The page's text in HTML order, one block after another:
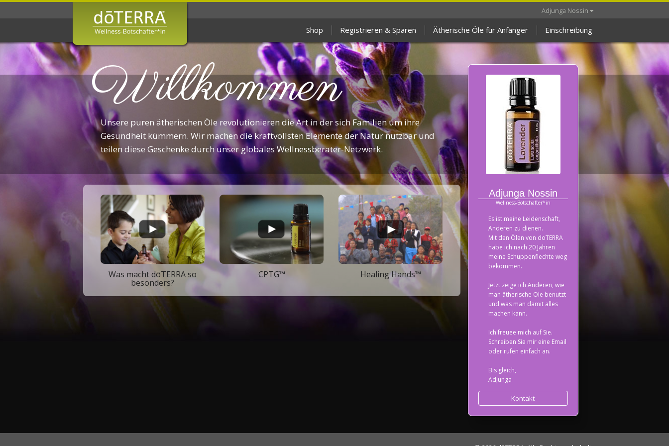
Shop Registrieren & Sparen Ätherische Öle für Anfänger Einschreibung
Adjunga Nossin
Willkommen
Unsere puren ätherischen Öle revolutionieren die Art in der sich Familien um ihre
Gesundheit kümmern. Wir machen die kraftvollsten Elemente der Natur nutzbar und
teilen diese Geschenke durch unser globales Wellnessberater-Netzwerk.
Adjunga Nossin
Wellness-Botschafter*in
Es ist meine Leidenschaft,
Anderen zu dienen.
Mit den Ölen von doTERRA
habe ich nach 20 Jahren
meine Schuppenflechte weg
bekommen.
Jetzt zeige ich Anderen, wie
man ätherische Öle benutzt
und was man damit alles
machen kann.
Ich freuee mich auf Sie.
Schreiben Sie mir eine Email
oder rufen einfach an.
Bis gleich,
Adjunga
Kontakt
Was macht dōTERRA so
besonders?
CPTG™ Healing Hands™